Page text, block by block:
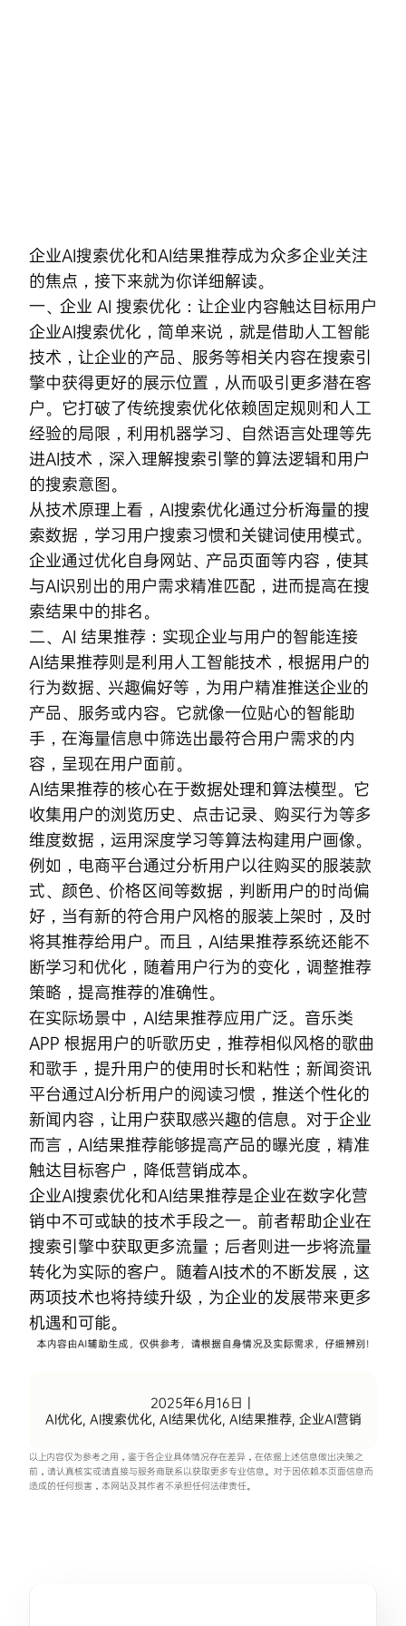
企业AI搜索优化和AI结果推荐成为众多企业关注
的焦点，接下来就为你详细解读。
一、企业 AI 搜索优化：让企业内容触达目标用户
企业AI搜索优化，简单来说，就是借助人工智能
技术，让企业的产品、服务等相关内容在搜索引
擎中获得更好的展示位置，从而吸引更多潜在客
户。它打破了传统搜索优化依赖固定规则和人工
经验的局限，利用机器学习、自然语言处理等先
进AI技术，深入理解搜索引擎的算法逻辑和用户
的搜索意图。
从技术原理上看，AI搜索优化通过分析海量的搜
索数据，学习用户搜索习惯和关键词使用模式。
企业通过优化自身网站、产品页面等内容，使其
与AI识别出的用户需求精准匹配，进而提高在搜
索结果中的排名。
二、AI 结果推荐：实现企业与用户的智能连接
AI结果推荐则是利用人工智能技术，根据用户的
行为数据、兴趣偏好等，为用户精准推送企业的
产品、服务或内容。它就像一位贴心的智能助
手，在海量信息中筛选出最符合用户需求的内
容，呈现在用户面前。
AI结果推荐的核心在于数据处理和算法模型。它
收集用户的浏览历史、点击记录、购买行为等多
维度数据，运用深度学习等算法构建用户画像。
例如，电商平台通过分析用户以往购买的服装款
式、颜色、价格区间等数据，判断用户的时尚偏
好，当有新的符合用户风格的服装上架时，及时
将其推荐给用户。而且，AI结果推荐系统还能不
断学习和优化，随着用户行为的变化，调整推荐
策略，提高推荐的准确性。
在实际场景中，AI结果推荐应用广泛。音乐类
APP 根据用户的听歌历史，推荐相似风格的歌曲
和歌手，提升用户的使用时长和粘性；新闻资讯
平台通过AI分析用户的阅读习惯，推送个性化的
新闻内容，让用户获取感兴趣的信息。对于企业
而言，AI结果推荐能够提高产品的曝光度，精准
触达目标客户，降低营销成本。
企业AI搜索优化和AI结果推荐是企业在数字化营
销中不可或缺的技术手段之一。前者帮助企业在
搜索引擎中获取更多流量；后者则进一步将流量
转化为实际的客户。随着AI技术的不断发展，这
两项技术也将持续升级，为企业的发展带来更多
机遇和可能。
2025年6月16日
AI优化, AI搜索优化, AI结果优化, AI结果推荐, 企业AI营销
以上内容仅为参考之用，鉴于各企业具体情况存在差异，在依据上述信息做出决策之
前，请认真核实或请直接与服务商联系以获取更多专业信息。对于因依赖本页面信息而
造成的任何损害，本网站及其作者不承担任何法律责任。